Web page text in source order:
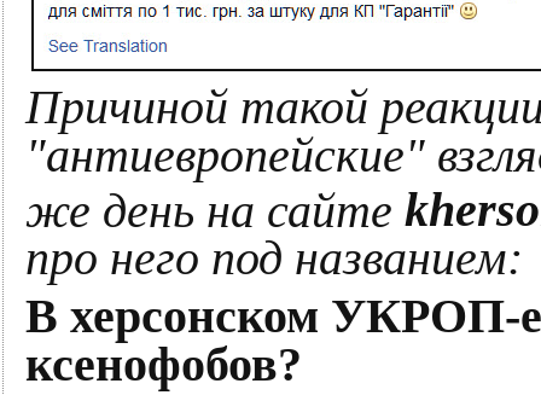
Причиной такой
"антиевропейские"
же день на сайте
про него под названием:
В херсонском УКРОП-
ксенофобов?